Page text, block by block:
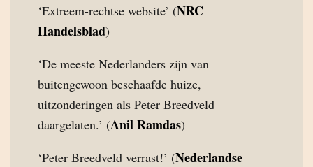
‘Extreem-rechtse website’ (NRC
Handelsblad)
‘De meeste Nederlanders zijn van
buitengewoon beschaafde huize,
uitzonderingen als Peter Breedveld
daargelaten.’ (Anil Ramdas)
‘Peter Breedveld verrast!’ (Nederlandse